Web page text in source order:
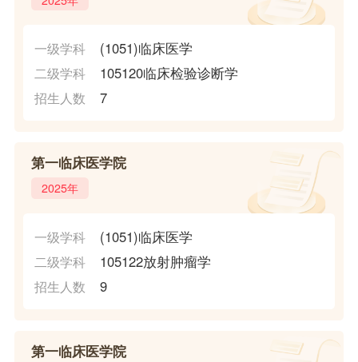
一级学科 (1051)临床医学
二级学科 105120临床检验诊断学
招生人数 7
第一临床医学院
2025年
一级学科 (1051)临床医学
二级学科 105122放射肿瘤学
招生人数 9
第一临床医学院